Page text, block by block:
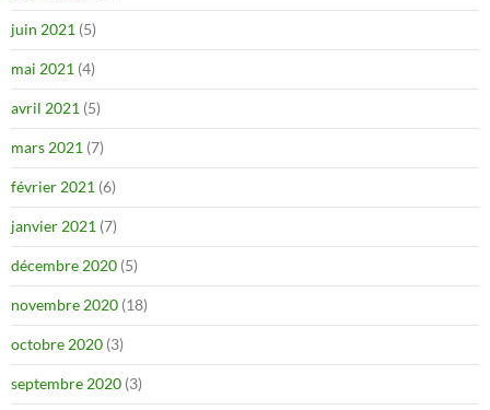
juin 2021 (5)
mai 2021 (4)
avril 2021 (5)
mars 2021 (7)
février 2021 (6)
janvier 2021 (7)
décembre 2020 (5)
novembre 2020 (18)
octobre 2020 (3)
septembre 2020 (3)